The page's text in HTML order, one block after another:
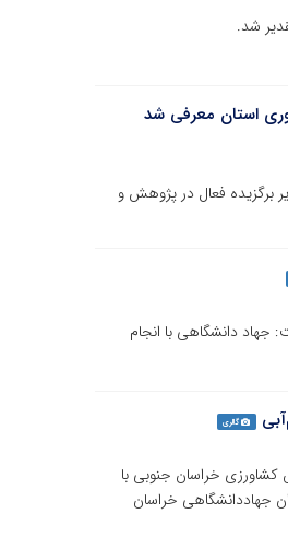
استان معرفی شد
برگزیده فعال در پژوهش و
جهاد دانشگاهی با انجام
گالری
خراسان جنوبی با
جهاددانشگاهی خراسان